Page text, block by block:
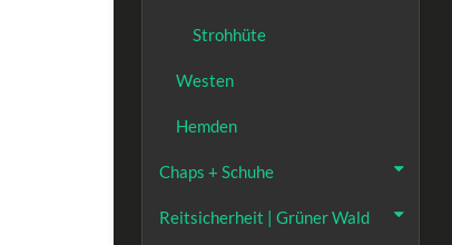
Strohhüte
Westen
Hemden
Chaps + Schuhe
Reitsicherheit | Grüner Wald